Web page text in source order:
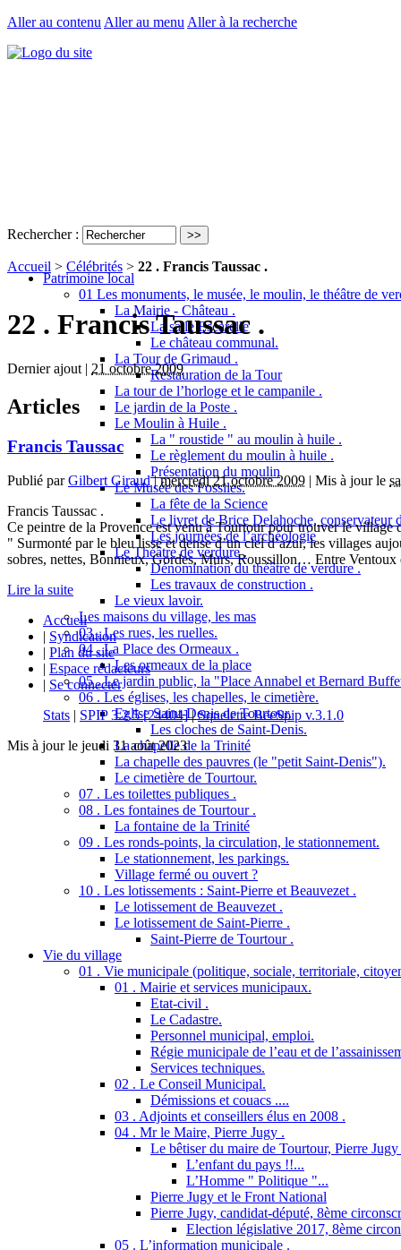
Aller au contenu Aller au menu Aller à la recherche
Patrimoine local
01 Les monuments, le musée, le moulin, le théâtre de
La Mairie - Château .
La salle Escarelle
Le château communal.
La Tour de Grimaud .
Restauration de la Tour
La tour de l’horloge et le campanile .
Le jardin de la Poste .
Le Moulin à Huile .
La " roustide " au moulin à huile .
Le règlement du moulin à huile .
Présentation du moulin
Le Musée des Fossiles.
La fête de la Science
Le livret de Brice Delahoche, conservateur
Les journées de l’archéologie
Le Théâtre de verdure .
Dénomination du théâtre de verdure .
Les travaux de construction .
Le vieux lavoir.
Les maisons du village, les mas
03 . Les rues, les ruelles.
04 . La Place des Ormeaux .
Les ormeaux de la place
05 . Le jardin public, la "Place Annabel et Bernard
06 . Les églises, les chapelles, le cimetière.
Eglise Saint-Denis de Tourtour.
Les cloches de Saint-Denis.
La chapelle de la Trinité
La chapelle des pauvres (le "petit Saint-Denis").
Le cimetière de Tourtour.
07 . Les toilettes publiques .
08 . Les fontaines de Tourtour .
La fontaine de la Trinité
09 . Les ronds-points, la circulation, le stationnement.
Le stationnement, les parkings.
Village fermé ou ouvert ?
10 . Les lotissements : Saint-Pierre et Beauvezet .
Le lotissement de Beauvezet .
Le lotissement de Saint-Pierre .
Saint-Pierre de Tourtour .
Vie du village
01 . Vie municipale (politique, sociale, territoriale,
01 . Mairie et services municipaux.
Etat-civil .
Le Cadastre.
Personnel municipal, emploi.
Régie municipale de l’eau et de
Services techniques.
02 . Le Conseil Municipal.
Démissions et couacs ....
03 . Adjoints et conseillers élus en 2008 .
04 . Mr le Maire, Pierre Jugy .
Le bêtiser du maire de Tourtour, Pierre Jugy
L’enfant du pays !!...
L’Homme " Politique "...
Pierre Jugy et le Front National
Pierre Jugy, candidat-député, 8ème
Election législative 2017, 8ème
05 . L’information municipale .
Rechercher :
Accueil > Célébrités > 22 . Francis Taussac .
22 . Francis Taussac .
Dernier ajout | 21 octobre 2009
Articles
Francis Taussac
Publié parGilbert Giraud|mercredi 21 octobre 2009 | Mis à jour le
Francis Taussac .
Ce peintre de la Provence est venu à Tourtour pour trouver le village
" Surmonté par le bleu lisse et dense d’un ciel d’azur, les villages
sobres, nettes, Bonnieux, Gordes, Murs, Roussillon… Entre
Lire la suite
Accueil
| Syndication
| Plan du site
| Espace rédacteurs
| Se connecter
Stats | SPIP 3.2.5 [24404]|Squelette BeeSpip v.3.1.0
Mis à jour le jeudi 31 août 2023